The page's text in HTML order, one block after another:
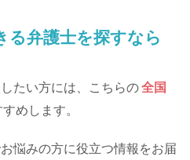
る弁護士を探すなら
たい方には、こちらの全国
めします。
悩みの方に役立つ情報をお届